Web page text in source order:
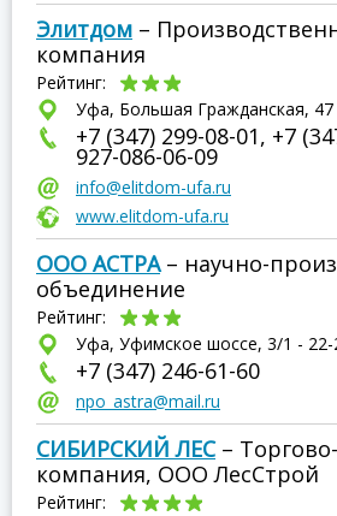
Элитдом –
компания
Рейтинг:
Уфа, Большая Гражданская,
+7 (347) 299-08-01, +7
927-086-06-09
info@elitdom-ufa.ru
www.elitdom-ufa.ru
ООО АСТРА– научно-
объединение
Рейтинг:
Уфа, Уфимское шоссе, 3/1 -
+7 (347) 246-61-60
npo_astra@mail.ru
СИБИРСКИЙ ЛЕС–
компания, ООО ЛесСтрой
Рейтинг: